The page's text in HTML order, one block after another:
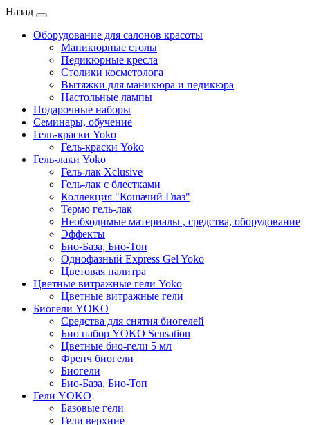
Назад
Оборудование для салонов красоты
Маникюрные столы
Педикюрные кресла
Столики косметолога
Вытяжки для маникюра и педикюра
Настольные лампы
Подарочные наборы
Семинары, обучение
Гель-краски Yoko
Гель-краски Yoko
Гель-лаки Yoko
Гель-лак Xclusive
Гель-лак с блестками
Коллекция "Кошачий Глаз"
Термо гель-лак
Необходимые материалы , средства, оборудование
Эффекты
Био-База, Био-Топ
Однофазный Express Gel Yoko
Цветовая палитра
Цветные витражные гели Yoko
Цветные витражные гели
Биогели YOKO
Средства для снятия биогелей
Био набор YOKO Sensation
Цветные био-гели 5 мл
Френч биогели
Биогели
Био-База, Био-Топ
Гели YOKO
Базовые гели
Гели верхние